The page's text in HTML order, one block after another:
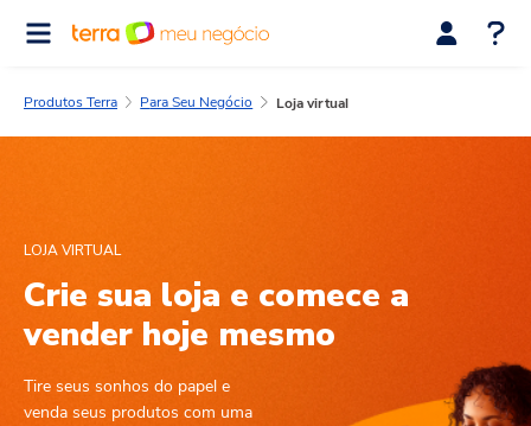
Produtos Terra Para Seu Negócio Loja virtual
LOJA VIRTUAL
Crie sua loja e comece a
vender hoje mesmo
Tire seus sonhos do papel e
venda seus produtos com uma